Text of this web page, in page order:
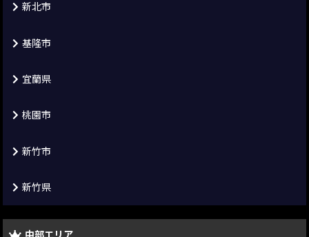
新北市
基隆市
宜蘭県
桃園市
新竹市
新竹県
中部エリア